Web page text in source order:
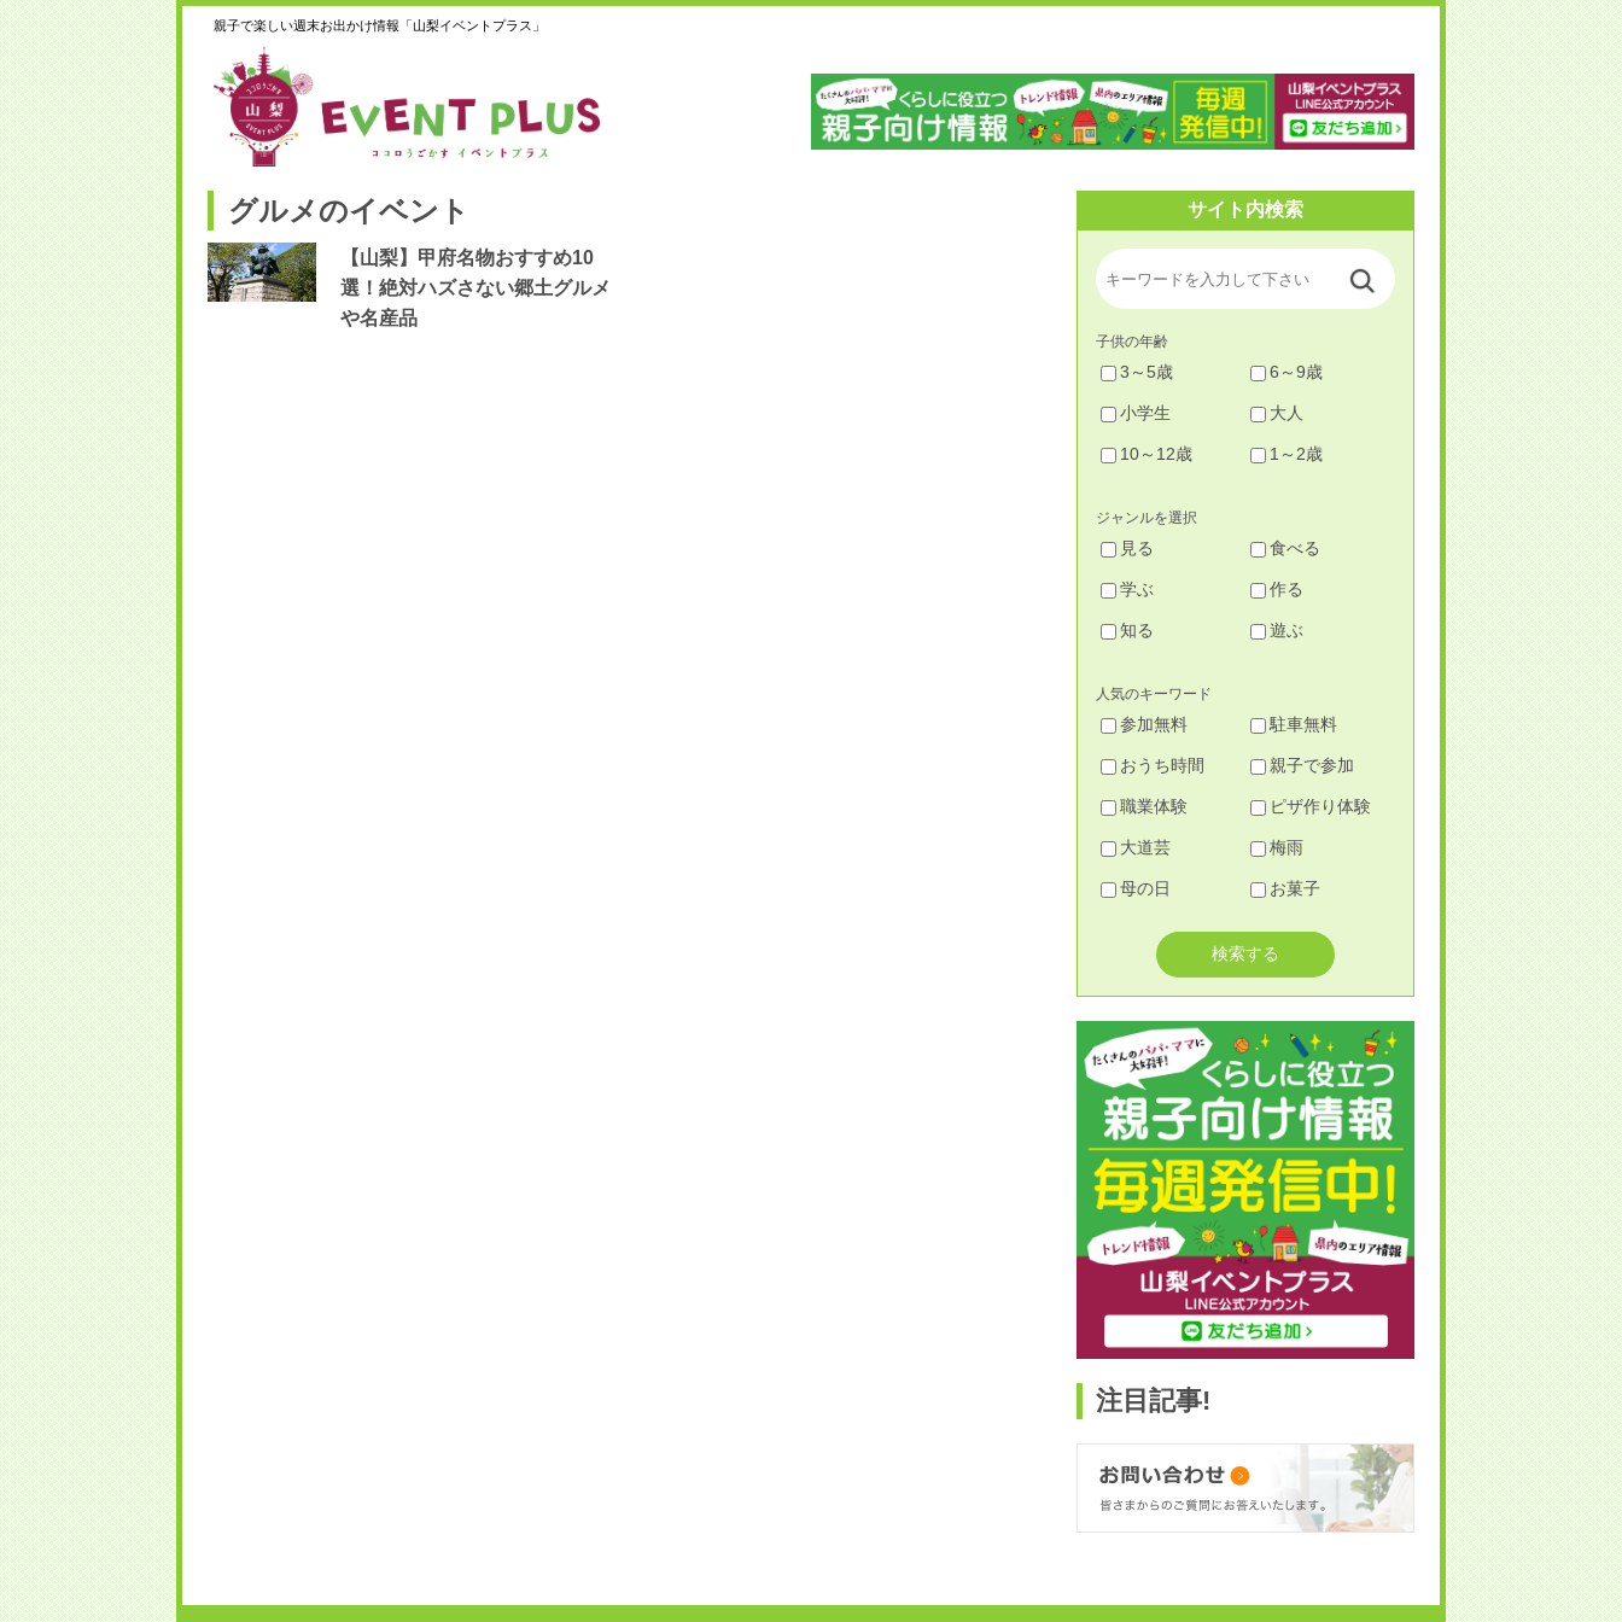
親子で楽しい週末お出かけ情報「山梨イベントプラス」
グルメのイベント
【山梨】甲府名物おすすめ10
選！絶対ハズさない郷土グルメ
や名産品
サイト内検索
子供の年齢
3～5歳 6～9歳
小学生 大人
10～12歳 1～2歳
ジャンルを選択
見る 食べる
学ぶ 作る
知る 遊ぶ
人気のキーワード
参加無料 駐車無料
おうち時間 親子で参加
職業体験 ピザ作り体験
大道芸 梅雨
母の日 お菓子
注目記事!